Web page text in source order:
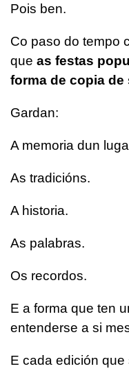
Pois ben.
Co paso do tempo
que as festas
forma de copia de
Gardan:
A memoria dun
As tradicións.
A historia.
As palabras.
Os recordos.
E a forma que ten
entenderse a si
E cada edición